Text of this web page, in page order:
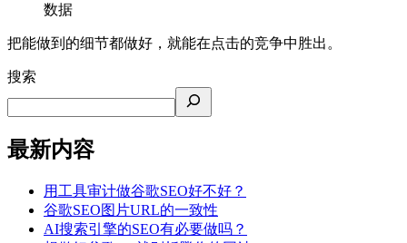
数据
把能做到的细节都做好，就能在点击的竞争中胜出。
搜索
最新内容
用工具审计做谷歌SEO好不好？
谷歌SEO图片URL的一致性
AI搜索引擎的SEO有必要做吗？